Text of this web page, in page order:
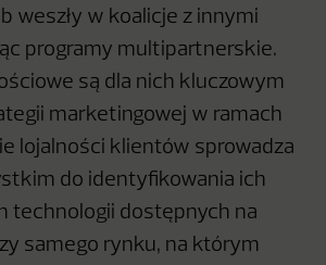
weszły w koalicje z innymi
programy multipartnerskie.
są dla nich kluczowym
marketingowej w ramach
lojalności klientów sprowadza
do identyfikowania ich
technologii dostępnych na
samego rynku, na którym